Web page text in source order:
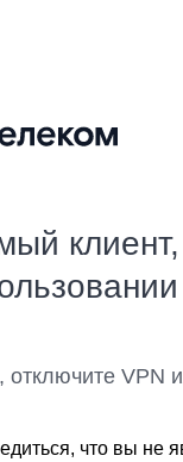
отключите VPN
что вы не